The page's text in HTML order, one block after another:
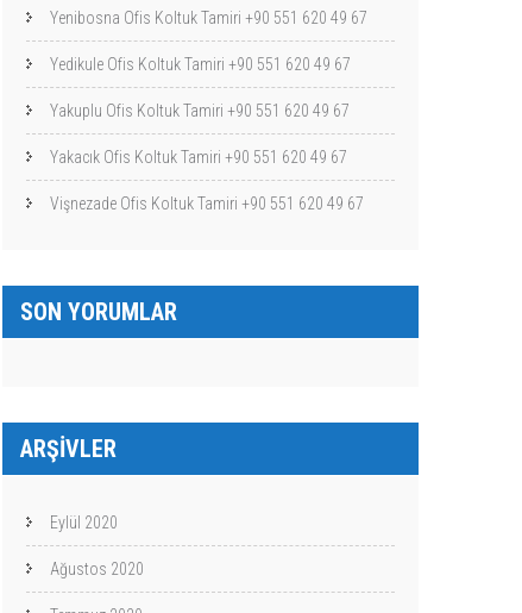
Yenibosna Ofis Koltuk Tamiri +90 551 620 49 67
Yedikule Ofis Koltuk Tamiri +90 551 620 49 67
Yakuplu Ofis Koltuk Tamiri +90 551 620 49 67
Yakacık Ofis Koltuk Tamiri +90 551 620 49 67
Vişnezade Ofis Koltuk Tamiri +90 551 620 49 67
SON YORUMLAR
ARŞIVLER
Eylül 2020
Ağustos 2020